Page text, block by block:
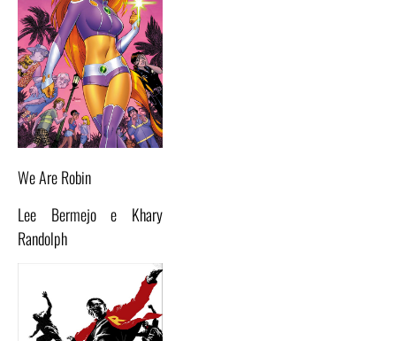
We Are Robin
Lee Bermejo e Khary
Randolph